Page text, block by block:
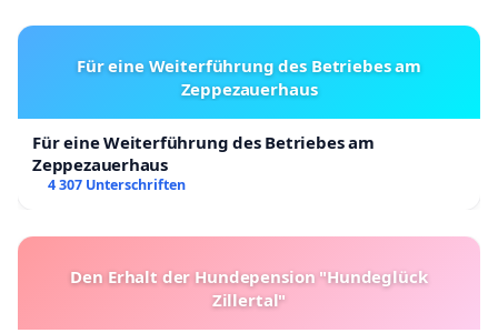
Für eine Weiterführung des Betriebes am
Zeppezauerhaus
Für eine Weiterführung des Betriebes am
Zeppezauerhaus
4 307 Unterschriften
Den Erhalt der Hundepension "Hundeglück
Zillertal"